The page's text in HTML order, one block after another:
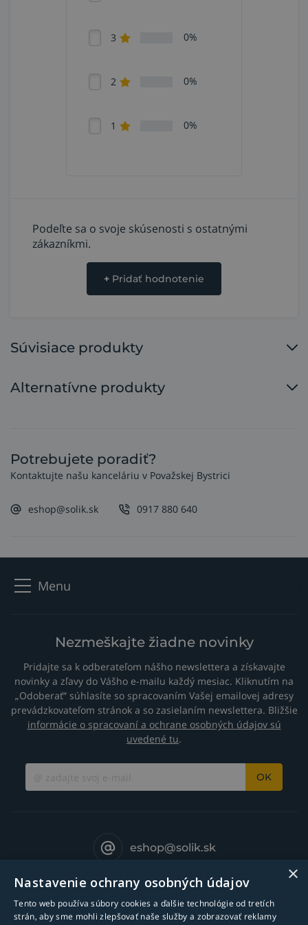
stavebníctve, na všeobecnú a jemnú manipuláciu, v
doprave, pre prácu s nástrojmi, montážne
3 0%
2 0%
1 0%
Podeľte sa o svoje skúsenosti s ostatnými
zákazníkmi.
+ Pridať hodnotenie
Súvisiace produkty
Alternatívne produkty
Potrebujete poradiť?
Kontaktujte našu kanceláriu v Považskej Bystrici
eshop@solik.sk 0917 880 640
Menu
Nezmeškajte žiadne novinky
Pridajte sa k odberateľom nášho newslettera a získavajte
novinky a zľavy do Vášho e-mailu každý mesiac. Kliknutím na
„Odoberať“ súhlasíte so spracovaním Vašej emailovej adresy
prevádzkovateľom stránok a so zasielaním newslettera. Bližšie
informácie o spracovaní a ochrane osobných údajov sú
uvedené tu.
OK
eshop@solik.sk
×
Nastavenie ochrany osobných údajov
Tento web používa súbory cookies a ďalšie technológie od tretích
strán, aby sme mohli zlepšovať naše služby a zobrazovať reklamy